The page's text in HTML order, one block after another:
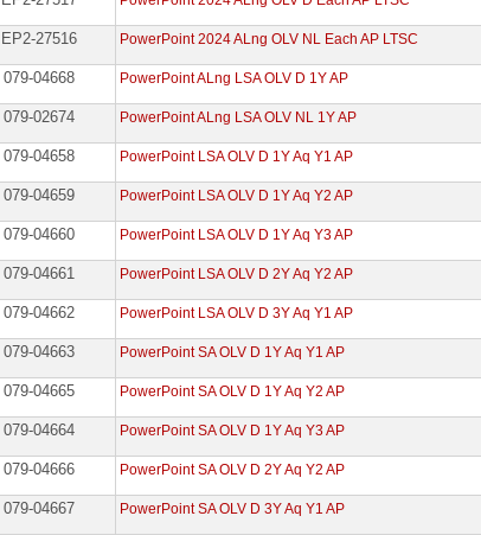
EP2-27516 PowerPoint 2024 ALng OLV NL Each AP LTSC
079-04668 PowerPoint ALng LSA OLV D 1Y AP
079-02674 PowerPoint ALng LSA OLV NL 1Y AP
079-04658 PowerPoint LSA OLV D 1Y Aq Y1 AP
079-04659 PowerPoint LSA OLV D 1Y Aq Y2 AP
079-04660 PowerPoint LSA OLV D 1Y Aq Y3 AP
079-04661 PowerPoint LSA OLV D 2Y Aq Y2 AP
079-04662 PowerPoint LSA OLV D 3Y Aq Y1 AP
079-04663 PowerPoint SA OLV D 1Y Aq Y1 AP
079-04665 PowerPoint SA OLV D 1Y Aq Y2 AP
079-04664 PowerPoint SA OLV D 1Y Aq Y3 AP
079-04666 PowerPoint SA OLV D 2Y Aq Y2 AP
079-04667 PowerPoint SA OLV D 3Y Aq Y1 AP